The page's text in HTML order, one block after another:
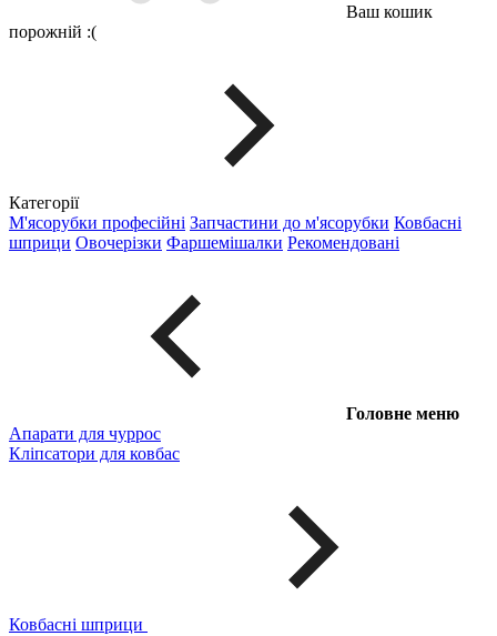
Ваш кошик
порожній :(
Категорії
М'ясорубки професійні Запчастини до м'ясорубки Ковбасні
шприци Овочерізки Фаршемішалки Рекомендовані
Головне меню
Апарати для чуррос
Кліпсатори для ковбас
Ковбасні шприци